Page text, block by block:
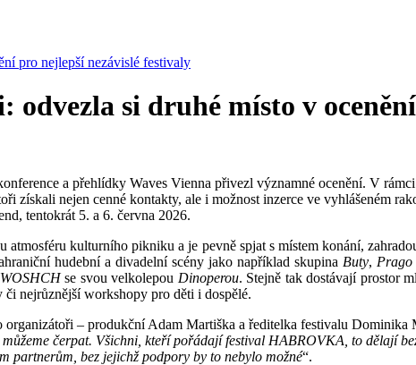
pro nejlepší nezávislé festivaly
si druhé místo v
a přehlídky Waves Vienna přivezl významné ocenění. V
získali nejen cenné kontakty, ale i možnost inzerce ve vyhlášeném
tentokrát 5. a 6. června 2026.
kulturního pikniku a je pevně spjat s místem konání,
hudební a divadelní scény jako například skupina Buty,
se svou velkolepou Dinoperou. Stejně tak dostávají prostor
nejrůznější workshopy pro děti i dospělé.
– produkční Adam Martiška a ředitelka festivalu
čerpat. Všichni, kteří pořádají festival HABROVKA, to dělají
partnerům, bez jejichž podpory by to nebylo možné“.